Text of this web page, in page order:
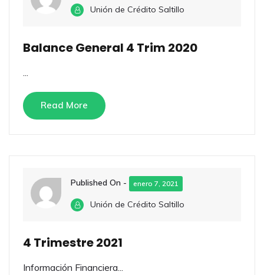
Unión de Crédito Saltillo
Balance General 4 Trim 2020
...
Read More
Published On - enero 7, 2021
Unión de Crédito Saltillo
4 Trimestre 2021
Información Financiera...